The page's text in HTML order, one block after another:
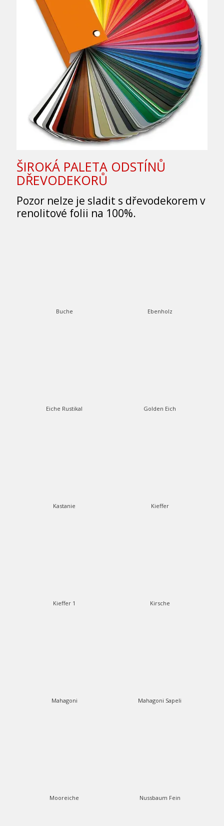
ŠIROKÁ PALETA ODSTÍNŮ
DŘEVODEKORŮ
Pozor nelze je sladit s dřevodekorem v
renolitové folii na 100%.
Buche Ebenholz
Eiche Rustikal Golden Eich
Kastanie Kieffer
Kieffer 1 Kirsche
Mahagoni Mahagoni Sapeli
Mooreiche Nussbaum Fein